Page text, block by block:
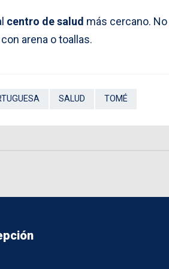
centro de salud más cercano.
arena o toallas.
SALUD TOMÉ